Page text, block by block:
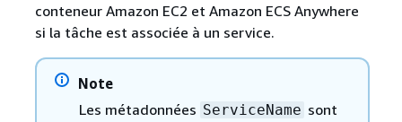
conteneur Amazon EC2 et Amazon ECS Anywhere
si la tâche est associée à un service.
Note
Les métadonnées ServiceName sont